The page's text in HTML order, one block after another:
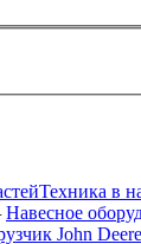
Техника в
Навесное